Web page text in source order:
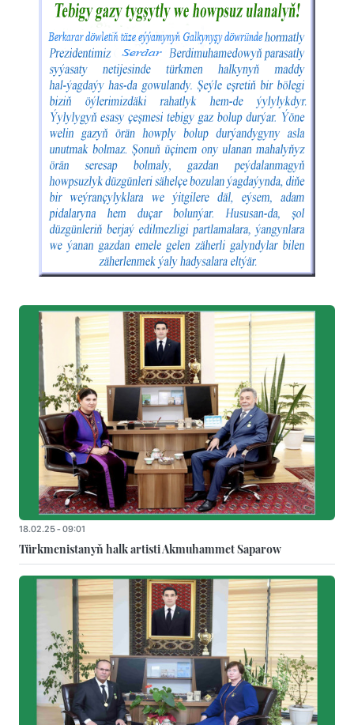
18.02.25 - 09:01
Türkmenistanyň halk artisti Akmuhammet Saparow